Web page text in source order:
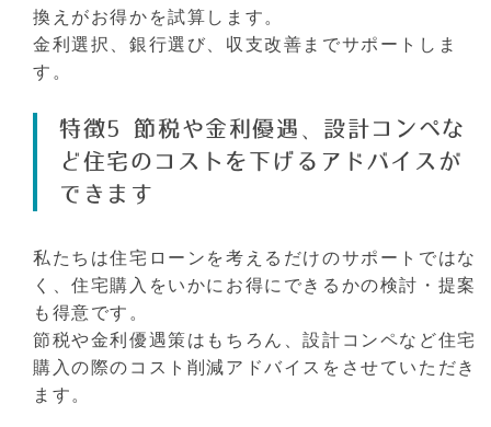
換えがお得かを試算します。
金利選択、銀行選び、収支改善までサポートしま
す。
特徴5 節税や金利優遇、設計コンペな
ど住宅のコストを下げるアドバイスが
できます
私たちは住宅ローンを考えるだけのサポートではな
く、住宅購入をいかにお得にできるかの検討・提案
も得意です。
節税や金利優遇策はもちろん、設計コンペなど住宅
購入の際のコスト削減アドバイスをさせていただき
ます。